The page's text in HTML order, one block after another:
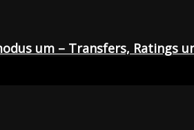
um – Transfers, Ratings